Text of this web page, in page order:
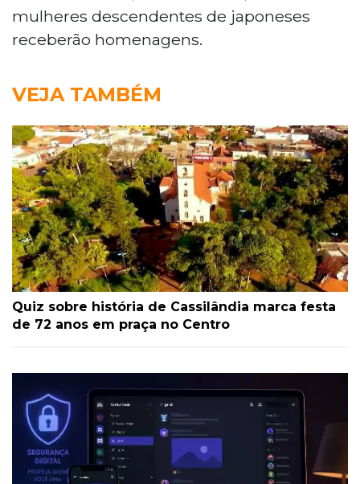
mulheres descendentes de japoneses
receberão homenagens.
VEJA TAMBÉM
Quiz sobre história de Cassilândia marca festa
de 72 anos em praça no Centro